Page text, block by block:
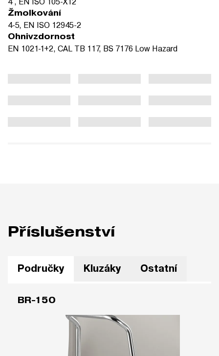
Žmolkování
4-5, EN ISO 12945-2
Ohnivzdornost
EN 1021-1+2, CAL TB 117, BS 7176 Low Hazard
Příslušenství
Područky Kluzáky Ostatní
BR-150